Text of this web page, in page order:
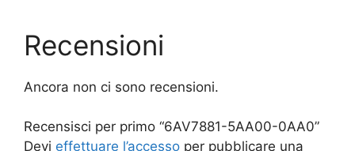
Recensioni
Ancora non ci sono recensioni.
Recensisci per primo “6AV7881-5AA00-0AA0”
Devi effettuare l’accesso per pubblicare una